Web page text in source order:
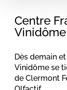
Centre
Vinidôme
Dès demain
Vinidôme se
de Clermont